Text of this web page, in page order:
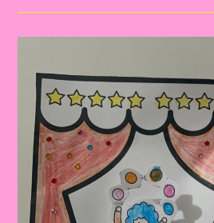
Circo